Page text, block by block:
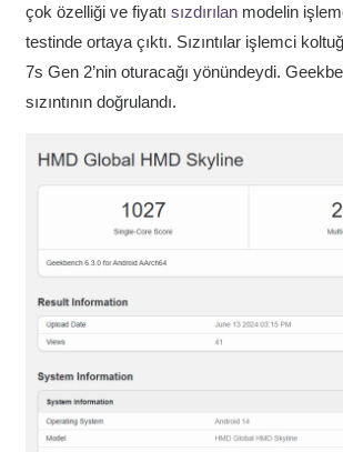
çok özelliği ve fiyatı sızdırılanmodelin
testinde ortaya çıktı. Sızıntılar işlemci
7s Gen 2’nin oturacağı yönündeydi.
sızıntının doğrulandı.